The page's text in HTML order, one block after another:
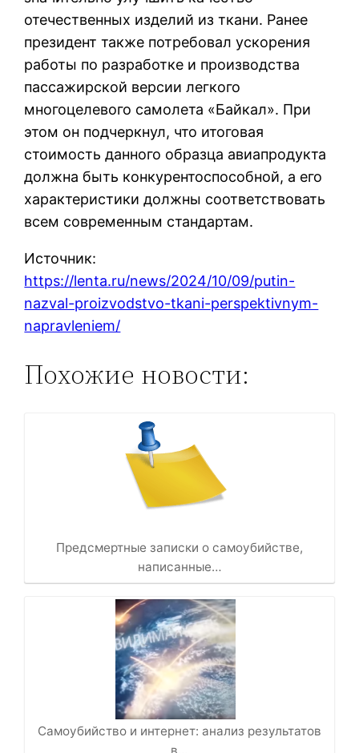
отечественных изделий из ткани. Ранее
президент также потребовал ускорения
работы по разработке и производства
пассажирской версии легкого
многоцелевого самолета «Байкал». При
этом он подчеркнул, что итоговая
стоимость данного образца авиапродукта
должна быть конкурентоспособной, а его
характеристики должны соответствовать
всем современным стандартам.
Источник:
https://lenta.ru/news/2024/10/09/putin-
nazval-proizvodstvo-tkani-perspektivnym-
napravleniem/
Похожие новости:
Предсмертные записки о самоубийстве,
написанные…
Самоубийство и интернет: анализ результатов